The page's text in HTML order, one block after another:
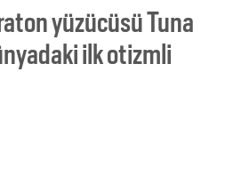
yüzücüsü Tuna
ilk otizmli